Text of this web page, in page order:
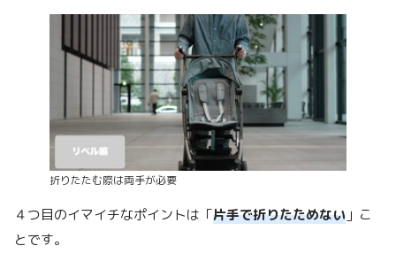
折りたたむ際は両手が必要
４つ目のイマイチなポイントは「片手で折りたためない 」こ
とです。